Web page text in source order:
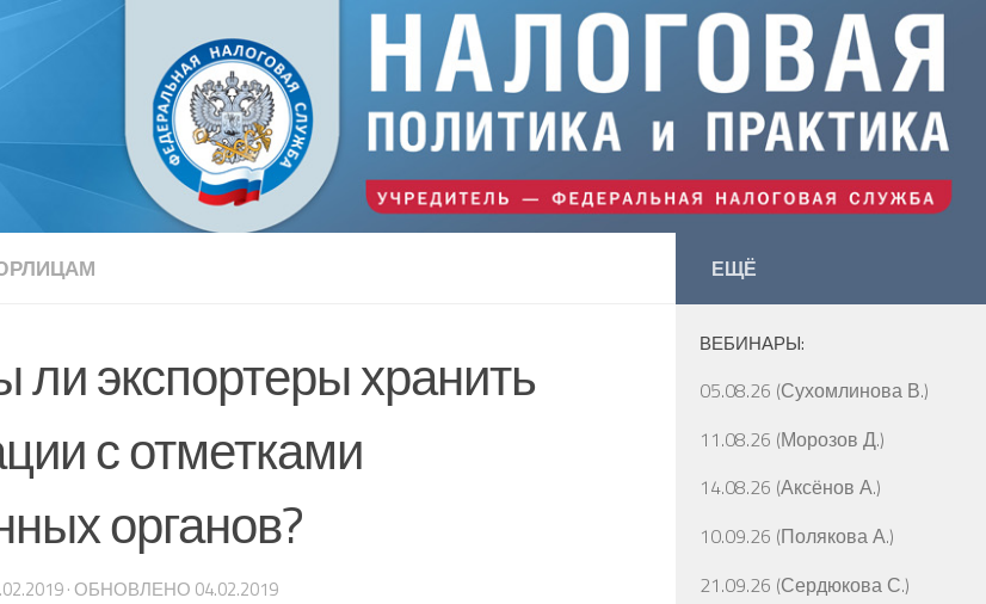
ли экспортеры хранить
с отметками
органов?
· ОБНОВЛЕНО 04.02.2019
ЕЩЁ
ВЕБИНАРЫ:
05.08.26 (Сухомлинова В.)
11.08.26 (Морозов Д.)
14.08.26 (Аксёнов А.)
10.09.26 (Полякова А.)
21.09.26 (Сердюкова С.)